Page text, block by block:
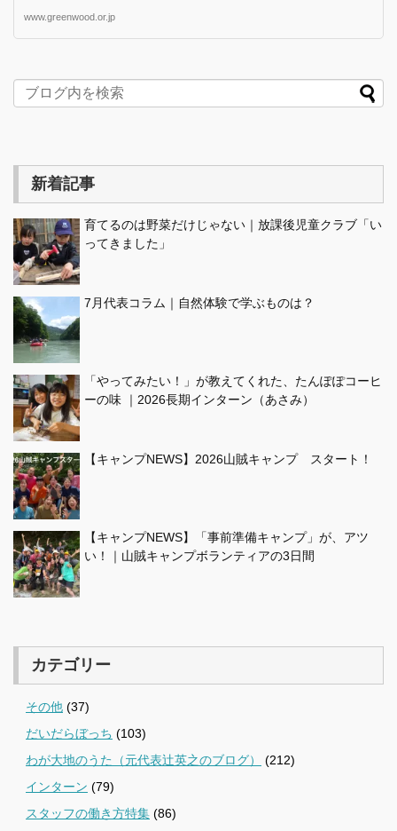
www.greenwood.or.jp
新着記事
育てるのは野菜だけじゃない｜放課後児童クラブ「い
ってきました」
7月代表コラム｜自然体験で学ぶものは？
「やってみたい！」が教えてくれた、たんぽぽコーヒ
ーの味 ｜2026長期インターン（あさみ）
【キャンプNEWS】2026山賊キャンプ スタート！
【キャンプNEWS】「事前準備キャンプ」が、アツ
い！｜山賊キャンプボランティアの3日間
カテゴリー
その他 (37)
だいだらぼっち (103)
わが大地のうた（元代表辻英之のブログ）
(212)
インターン (79)
スタッフの働き方特集 (86)